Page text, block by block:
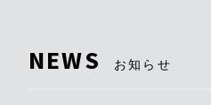
NEWS お知らせ